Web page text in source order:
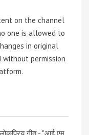
on the channel
one is allowed to
in original
permission